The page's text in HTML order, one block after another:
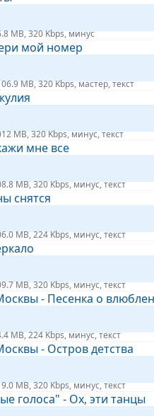
MB, 320 Kbps, минус
мой номер
06.9 MB, 320 Kbps, мастер, текст
12 MB, 320 Kbps, минус, текст
мне все
8.8 MB, 320 Kbps, минус, текст
снятся
6.0 MB, 224 Kbps, минус, текст
9.7 MB, 320 Kbps, минус, текст
- Песенка о
MB, 224 Kbps, минус, текст
- Остров детства
9.0 MB, 320 Kbps, минус, текст
голоса" - Ох, эти танцы